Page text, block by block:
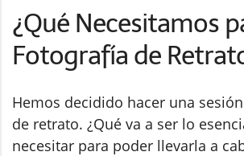
¿Qué Necesitamos
Fotografía de
Hemos decidido hacer una
de retrato. ¿Qué va a ser lo
necesitar para poder llevarla a